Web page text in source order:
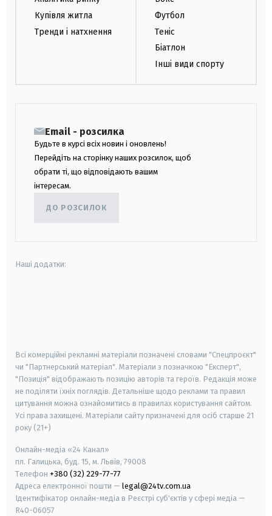
Купівля житла
Тренди і натхнення
Футбол
Теніс
Біатлон
Інші види спорту
Email - розсилка
Будьте в курсі всіх новин і оновлень!
Перейдіть на сторінку наших розсилок, щоб
обрати ті, що відповідають вашим
інтересам.
ДО РОЗСИЛОК
Наші додатки:
Всі комерційні рекламні матеріали позначені словами "Спецпроєкт"
чи "Партнерський матеріал". Матеріали з позначкою "Експерт",
"Позиція" відображають позицію авторів та героїв. Редакція може
не поділяти їхніх поглядів. Детальніше щодо реклами та правил
цитування можна ознайомитись в правилах користування сайтом.
Усі права захищені. Матеріали сайту призначені для осіб старше 21
року (21+)
Онлайн-медіа «24 Канал»
пл. Галицька, буд. 15, м. Львів, 79008
Телефон +380 (32) 229-77-77
Адреса електронної пошти — legal@24tv.com.ua
Ідентифікатор онлайн-медіа в Реєстрі суб'єктів у сфері медіа —
R40-06057